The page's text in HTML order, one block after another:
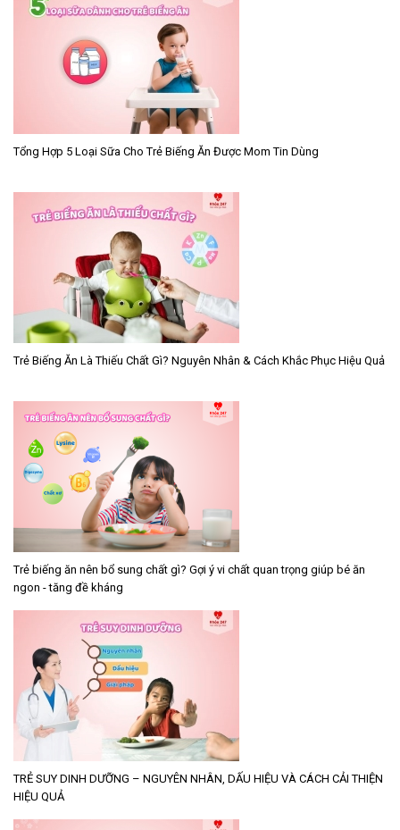
Tổng Hợp 5 Loại Sữa Cho Trẻ Biếng Ăn Được Mom Tin Dùng
Trẻ Biếng Ăn Là Thiếu Chất Gì? Nguyên Nhân & Cách Khắc Phục Hiệu Quả
Trẻ biếng ăn nên bổ sung chất gì? Gợi ý vi chất quan trọng giúp bé ăn
ngon - tăng đề kháng
TRẺ SUY DINH DƯỠNG – NGUYÊN NHÂN, DẤU HIỆU VÀ CÁCH CẢI THIỆN
HIỆU QUẢ